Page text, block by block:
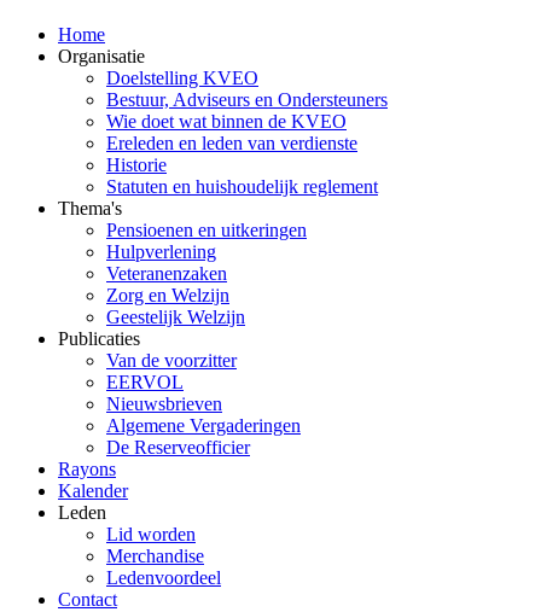
Home
Organisatie
Doelstelling KVEO
Bestuur, Adviseurs en Ondersteuners
Wie doet wat binnen de KVEO
Ereleden en leden van verdienste
Historie
Statuten en huishoudelijk reglement
Thema's
Pensioenen en uitkeringen
Hulpverlening
Veteranenzaken
Zorg en Welzijn
Geestelijk Welzijn
Publicaties
Van de voorzitter
EERVOL
Nieuwsbrieven
Algemene Vergaderingen
De Reserveofficier
Rayons
Kalender
Leden
Lid worden
Merchandise
Ledenvoordeel
Contact